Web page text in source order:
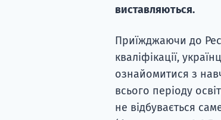
виставляються.
Приїжджаючи до
кваліфікації,
ознайомитися з
всього періоду
не відбувається